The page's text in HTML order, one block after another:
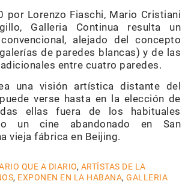
por Lorenzo Fiaschi, Mario Cristiani
Galleria Continua resulta un
alejado del concepto
de paredes blancas) y de las
entre cuatro paredes.
una visión artística distante del
verse hasta en la elección de
ellas fuera de los habituales
un cine abandonado en San
vieja fábrica en Beijing.
QUE A DIARIO, ARTÍSTAS DE LA
, EXPONEN EN LA HABANA, GALLERIA